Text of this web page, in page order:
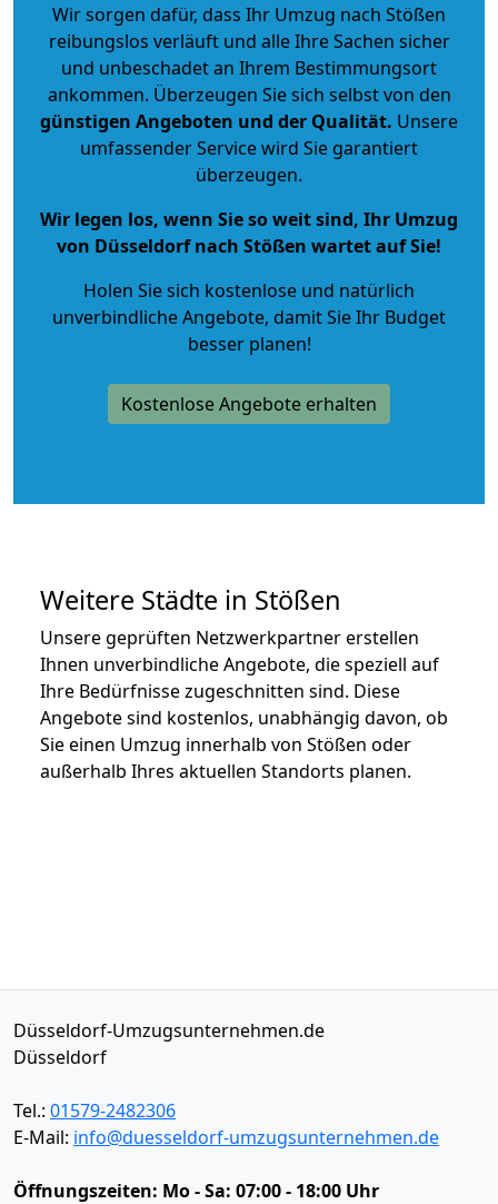
Wir sorgen dafür, dass Ihr Umzug nach Stößen
reibungslos verläuft und alle Ihre Sachen sicher
und unbeschadet an Ihrem Bestimmungsort
ankommen. Überzeugen Sie sich selbst von den
günstigen Angeboten und der Qualität. Unsere
umfassender Service wird Sie garantiert
überzeugen.
Wir legen los, wenn Sie so weit sind, Ihr Umzug
von Düsseldorf nach Stößen wartet auf Sie!
Holen Sie sich kostenlose und natürlich
unverbindliche Angebote, damit Sie Ihr Budget
besser planen!
Kostenlose Angebote erhalten
Weitere Städte in Stößen
Unsere geprüften Netzwerkpartner erstellen
Ihnen unverbindliche Angebote, die speziell auf
Ihre Bedürfnisse zugeschnitten sind. Diese
Angebote sind kostenlos, unabhängig davon, ob
Sie einen Umzug innerhalb von Stößen oder
außerhalb Ihres aktuellen Standorts planen.
Düsseldorf-Umzugsunternehmen.de
Düsseldorf
Tel.: 01579-2482306
E-Mail: info@duesseldorf-umzugsunternehmen.de
Öffnungszeiten: Mo - Sa: 07:00 - 18:00 Uhr